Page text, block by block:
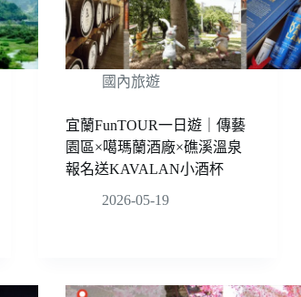
國內旅遊
宜蘭FunTOUR一日遊｜傳藝
園區×噶瑪蘭酒廠×礁溪溫泉
報名送KAVALAN小酒杯
2026-05-19